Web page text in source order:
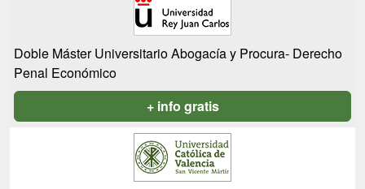
Doble Máster Universitario Abogacía y Procura- Derecho
Penal Económico
+ info gratis